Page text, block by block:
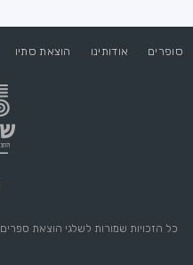
סופרים אודותינו הוצאת סתיו
כל הזכויות שמורות לשלגי הוצאת ספרים 2018 | פיתוח אתר: